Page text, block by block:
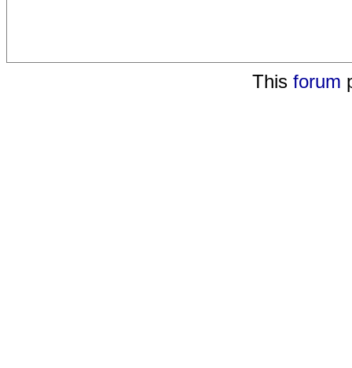
This forum